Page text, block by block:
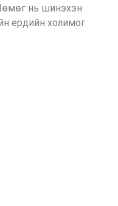
нь шинэхэн
ердийн холимог